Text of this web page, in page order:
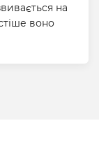
на
воно